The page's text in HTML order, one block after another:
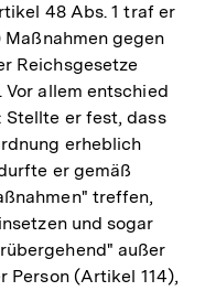
48 Abs. 1 traf er
gegen
Reichsgesetze
allem entschied
Stellte er fest, dass
erheblich
er gemäß
treffen,
und sogar
außer
Person (Artikel 114),